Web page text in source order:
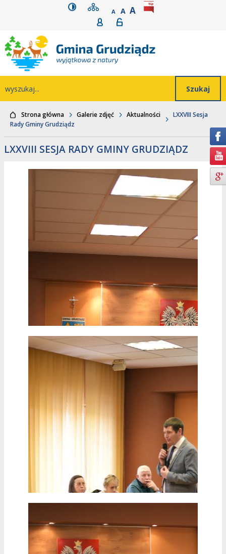
Przejdź do głównego
Przejdź do treści
Przejdź do
wyszukiwarki
Przejdź do mapywersja kontrastowa
mapa serwisu
A POMNIEJSZ CZCIONKĘ
A STANDARDOWY ROZMIAR
A POWIĘKSZ
rozmiar czcionki
Rejestracja
Strona główna Galerie zdjęć Aktualności
LXXVIII Sesja
Rady Gminy Grudziądz
LXXVIII SESJA RADY GMINY GRUDZIĄDZ